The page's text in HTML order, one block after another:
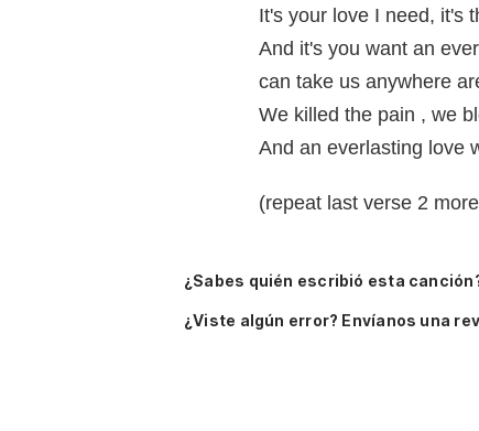
It's your love I need, it's
And it's you want an
can take us anywhere
We killed the pain , we
And an everlasting love
(repeat last verse 2
¿Sabes quién escribió esta
¿Viste algún error? Envíanos una